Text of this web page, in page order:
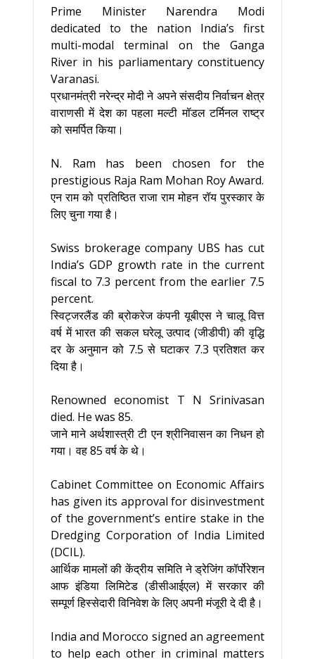
Prime Minister Narendra Modi
dedicated to the nation India’s first
multi-modal terminal on the Ganga
River in his parliamentary constituency
Varanasi.
प्रधानमंत्री नरेन्द्र मोदी ने अपने संसदीय निर्वाचन क्षेत्र
वाराणसी में देश का पहला मल्टी मॉडल टर्मिनल राष्ट्र
को समर्पित किया।
N. Ram has been chosen for the
prestigious Raja Ram Mohan Roy Award.
एन राम को प्रतिष्ठित राजा राम मोहन रॉय पुरस्कार के
लिए चुना गया है।
Swiss brokerage company UBS has cut
India’s GDP growth rate in the current
fiscal to 7.3 percent from the earlier 7.5
percent.
स्विट्जरलैंड की ब्रोकरेज कंपनी यूबीएस ने चालू वित्त
वर्ष में भारत की सकल घरेलू उत्पाद (जीडीपी) की वृद्धि
दर के अनुमान को 7.5 से घटाकर 7.3 प्रतिशत कर
दिया है।
Renowned economist T N Srinivasan
died. He was 85.
जाने माने अर्थशास्त्री टी एन श्रीनिवासन का निधन हो
गया। वह 85 वर्ष के थे।
Cabinet Committee on Economic Affairs
has given its approval for disinvestment
of the government’s entire stake in the
Dredging Corporation of India Limited
(DCIL).
आर्थिक मामलों की केंद्रीय समिति ने ड्रेजिंग कॉर्पोरेशन
आफ इंडिया लिमिटेड (डीसीआईएल) में सरकार की
सम्पूर्ण हिस्सेदारी विनिवेश के लिए अपनी मंजूरी दे दी है।
India and Morocco signed an agreement
to help each other in criminal matters